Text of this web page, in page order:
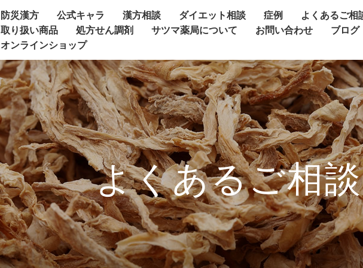
防災漢方 公式キャラ 漢方相談 ダイエット相談 症例
よくあるご相
取り扱い商品
処方せん調剤 サツマ薬局について お問い合わせ
ブログ
オンラインショップ
よくあるご相談